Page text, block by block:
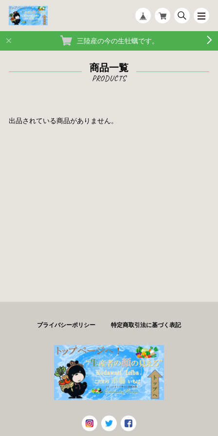
三陸産の今の生牡蠣です。
商品一覧
出品されている商品がありません。
プライバシーポリシー 特定商取引法に基づく表記